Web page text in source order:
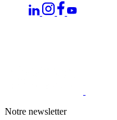
Notre newsletter